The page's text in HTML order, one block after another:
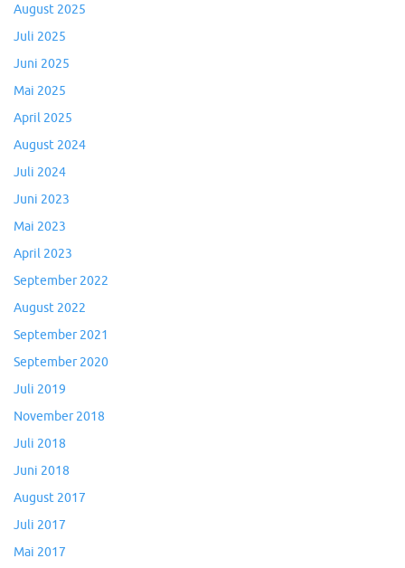
August 2025
Juli 2025
Juni 2025
Mai 2025
April 2025
August 2024
Juli 2024
Juni 2023
Mai 2023
April 2023
September 2022
August 2022
September 2021
September 2020
Juli 2019
November 2018
Juli 2018
Juni 2018
August 2017
Juli 2017
Mai 2017